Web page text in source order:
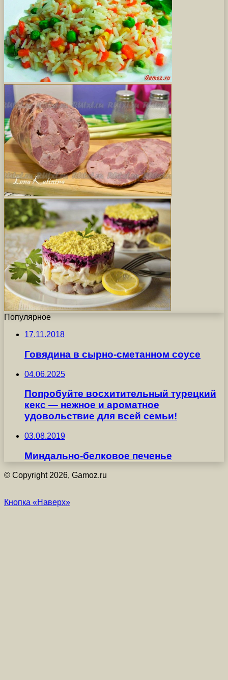
Популярное
17.11.2018
Говядина в сырно-сметанном соусе
04.06.2025
Попробуйте восхитительный турецкий
кекс — нежное и ароматное
удовольствие для всей семьи!
03.08.2019
Миндально-белковое печенье
© Copyright 2026, Gamoz.ru
Кнопка «Наверх»